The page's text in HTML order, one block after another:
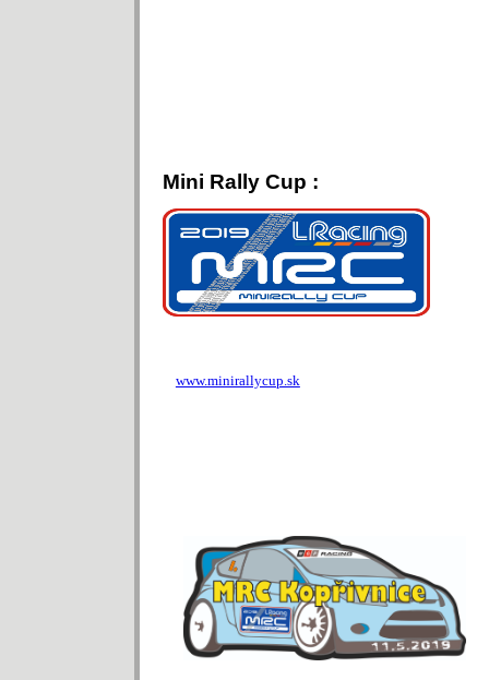
Mini Rally Cup :
www.minirallycup.sk